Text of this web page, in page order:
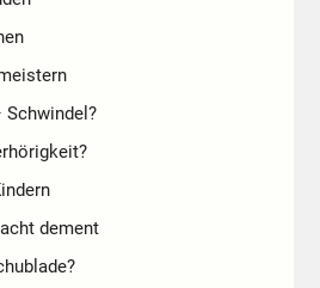
Schwindel?
dement